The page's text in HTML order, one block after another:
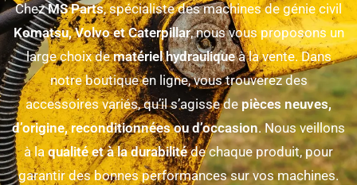
ChezMS Parts, spécialiste des machines de génie civil
Komatsu, Volvo et Caterpillar, nous vous proposons un
large choix dematériel hydrauliqueà la vente. Dans
notre boutique en ligne, vous trouverez des
accessoires variés, qu’il s’agisse de pièces neuves,
d’origine, reconditionnées ou d’occasion. Nous veillons
à la qualité et à la durabilitéde chaque produit, pour
garantir des bonnes performances sur vos machines.